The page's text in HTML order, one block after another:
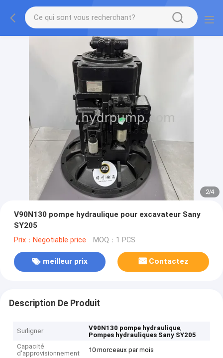
2/4
V90N130 pompe hydraulique pour excavateur Sany
SY205
Prix：Negotiable price MOQ：1 PCS
meilleur prix Contactez
Description De Produit
Surligner V90N130 pompe hydraulique,
Pompes hydrauliques Sany SY205
Capacité
d'approvisionnement
10 morceaux par mois